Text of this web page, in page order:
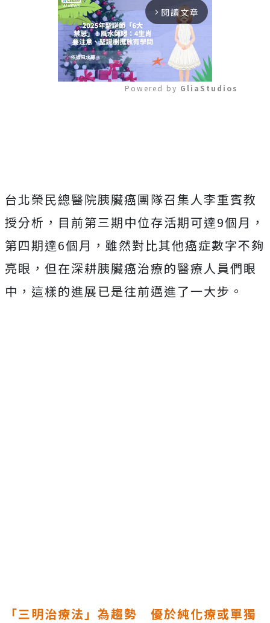
arrow_forward_ios 閱讀文章
Powered by GliaStudios
台北榮民總醫院胰臟癌團隊召集人李重賓教
授分析，目前第三期中位存活期可達9個月，
第四期達6個月，雖然對比其他癌症數字不夠
亮眼，但在深耕胰臟癌治療的醫療人員們眼
中，這樣的進展已是往前邁進了一大步。
「三明治療法」為趨勢 優於純化療或單獨